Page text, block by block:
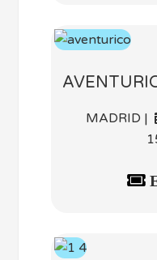
MADRID |